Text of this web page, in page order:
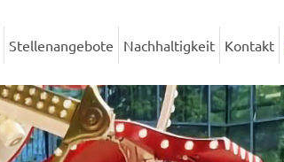
Stellenangebote Nachhaltigkeit Kontakt